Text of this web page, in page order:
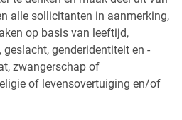
alle sollicitanten in aanmerking,
op basis van leeftijd,
genderidentiteit en -
zwangerschap of
of levensovertuiging en/of